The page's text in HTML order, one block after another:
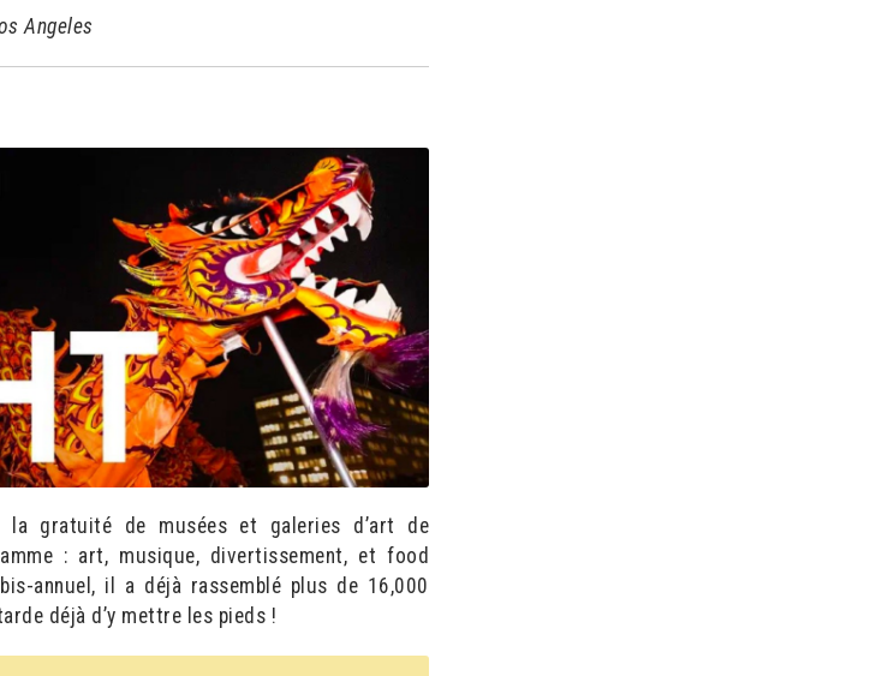
Angeles
la gratuité de musées et galeries d’art de
: art, musique, divertissement, et food
annuel, il a déjà rassemblé plus de 16,000
déjà d’y mettre les pieds !